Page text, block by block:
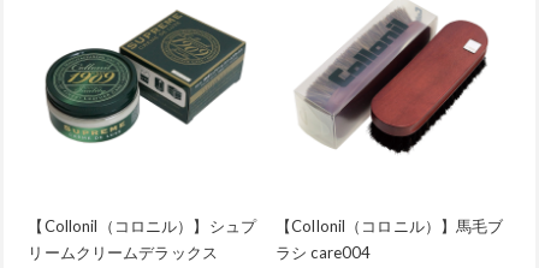
【Collonil（コロニル）】シュプ
リームクリームデラックス
【Collonil（コロニル）】馬毛ブ
ラシ care004